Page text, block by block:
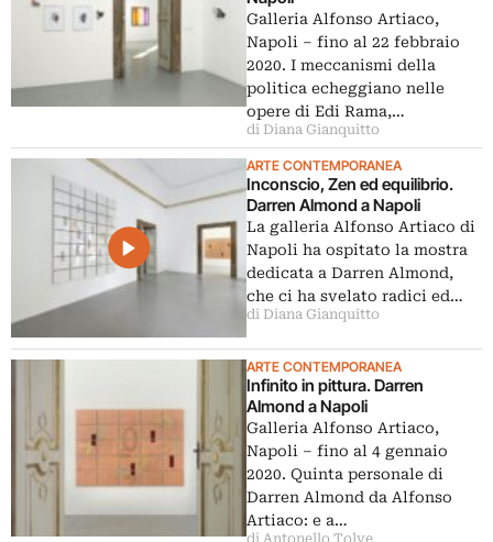
Galleria Alfonso Artiaco,
Napoli – fino al 22 febbraio
2020. I meccanismi della
politica echeggiano nelle
opere di Edi Rama,…
di Diana Gianquitto
ARTE CONTEMPORANEA
Inconscio, Zen ed equilibrio.
Darren Almond a Napoli
La galleria Alfonso Artiaco di
Napoli ha ospitato la mostra
dedicata a Darren Almond,
che ci ha svelato radici ed…
di Diana Gianquitto
ARTE CONTEMPORANEA
Infinito in pittura. Darren
Almond a Napoli
Galleria Alfonso Artiaco,
Napoli – fino al 4 gennaio
2020. Quinta personale di
Darren Almond da Alfonso
Artiaco: e a…
di Antonello Tolve